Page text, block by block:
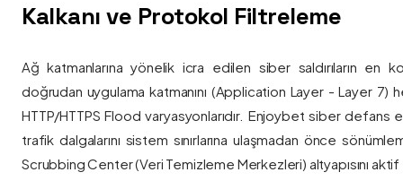
Kalkanı ve Protokol Filtreleme
Ağ katmanlarına yönelik icra edilen siber saldırıların en
doğrudan uygulama katmanını (Application Layer - Layer 7)
HTTP/HTTPS Flood varyasyonlarıdır. Enjoybet siber
trafik dalgalarını sistem sınırlarına ulaşmadan önce
Scrubbing Center (Veri Temizleme Merkezleri) altyapısını